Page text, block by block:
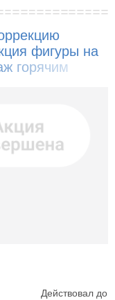
фигуры на
горячим
Действовал до